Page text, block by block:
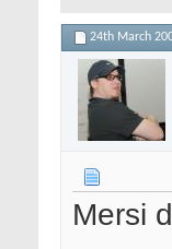
24th March
Mersi